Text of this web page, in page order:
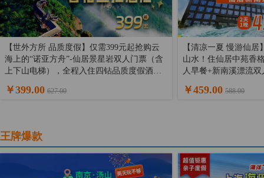
【世外方所 品质度假】仅需399元起抢购云
海上的“诺亚方舟”-仙居景星岩双人门票（含
上下山电梯），全程入住四钻品质度假酒店--
城市间的尘埃与烦恼，开启深氧度假之旅！
￥399.00 627.00
【清凉一夏 慢游仙居
山水！住仙居中苑香
人早餐+新南溪漂流
￥459.00 588.00
王牌爆款